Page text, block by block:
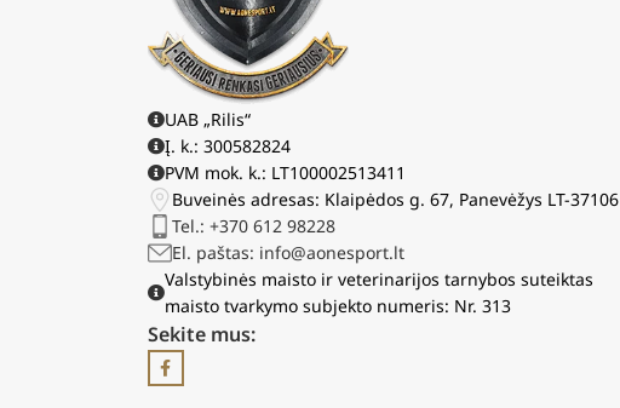
UAB „Rilis“
Į. k.: 300582824
PVM mok. k.: LT100002513411
Buveinės adresas: Klaipėdos g. 67, Panevėžys LT-37106
Tel.: +370 612 98228
El. paštas: info@aonesport.lt
Valstybinės maisto ir veterinarijos tarnybos suteiktas
maisto tvarkymo subjekto numeris: Nr. 313
Sekite mus: